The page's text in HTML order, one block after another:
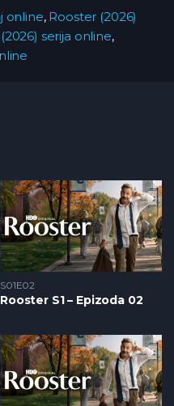
online, Rooster (2026)
serija online,
S01E02
Rooster S1 – Epizoda 02